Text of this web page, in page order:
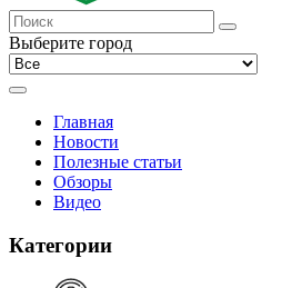
Выберите город
Главная
Новости
Полезные статьи
Обзоры
Видео
Категории